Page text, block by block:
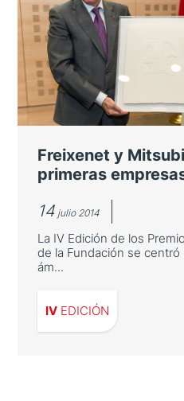
Freixenet y
primeras
14 julio 2014
La IV Edición de los
de la Fundación se
ám...
IV EDICIÓN